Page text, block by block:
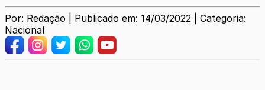
Por: Redação | Publicado em: 14/03/2022 | Categoria:
Nacional